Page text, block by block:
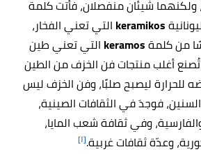
، ولكنهما شيئان منفصلان، فأتت كلمة
keramikos التي تعني الفخار،
من كلمةkeramos التي تعني طين
أغلب منتجات فن الخزف من الطين
للحرارة ليصبح صلبًا، وفن الخزف ليس
فوجدَ في الثقافات الصينية،
والفارسية، وفي ثقافة شعب المايا،
وعدّة ثقافات غربية.[١]